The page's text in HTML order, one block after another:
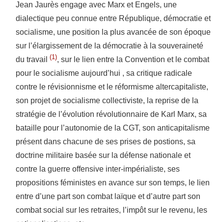
Jean Jaurès engage avec Marx et Engels, une
dialectique peu connue entre République, démocratie et
socialisme, une position la plus avancée de son époque
sur l’élargissement de la démocratie à la souveraineté
du travail (1), sur le lien entre la Convention et le combat
pour le socialisme aujourd’hui , sa critique radicale
contre le révisionnisme et le réformisme altercapitaliste,
son projet de socialisme collectiviste, la reprise de la
stratégie de l’évolution révolutionnaire de Karl Marx, sa
bataille pour l’autonomie de la CGT, son anticapitalisme
présent dans chacune de ses prises de postions, sa
doctrine militaire basée sur la défense nationale et
contre la guerre offensive inter-impérialiste, ses
propositions féministes en avance sur son temps, le lien
entre d’une part son combat laïque et d’autre part son
combat social sur les retraites, l’impôt sur le revenu, les